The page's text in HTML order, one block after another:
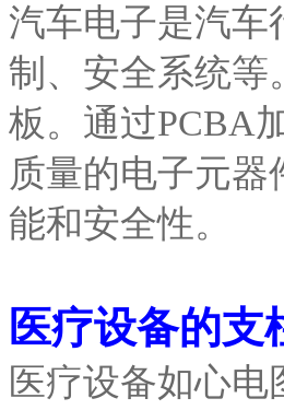
汽车电子是汽车
制、安全系统等
板。通过PCBA
质量的电子元
能和安全性。
医疗设备的支
医疗设备如心